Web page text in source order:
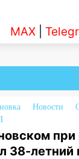
MAX
Новости
при
38-летний